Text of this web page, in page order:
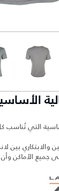
التي
والابتكاري
جميع الأماكن وأن